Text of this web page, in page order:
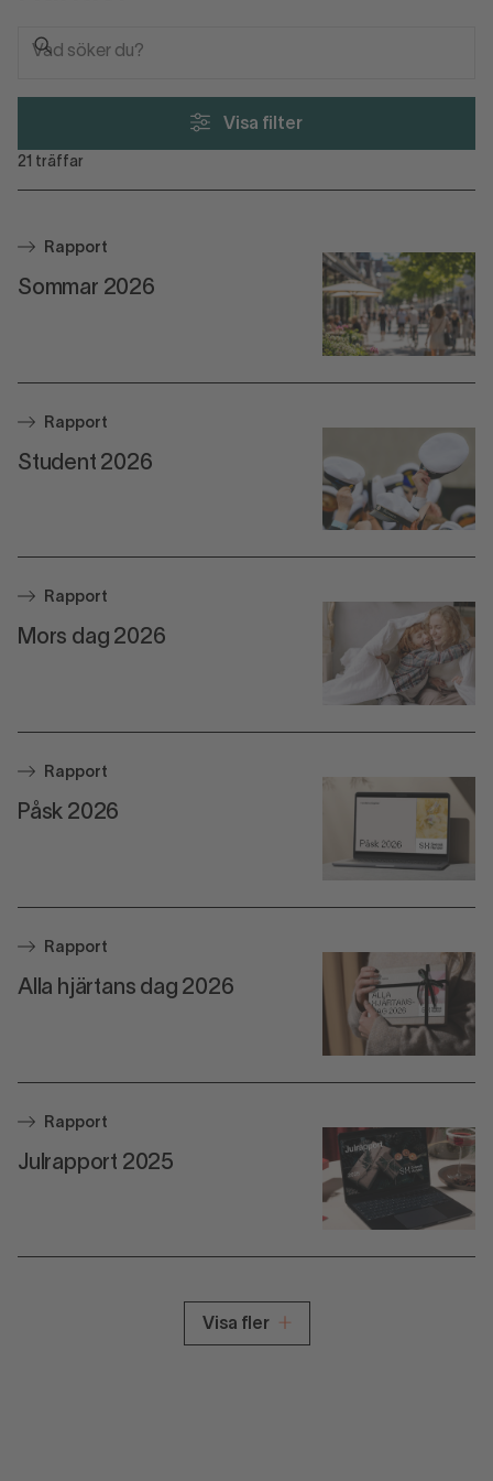
21 träffar
Rapport
Sommar 2026
Rapport
Student 2026
Rapport
Mors dag 2026
Rapport
Påsk 2026
Rapport
Alla hjärtans dag 2026
Rapport
Julrapport 2025
Visa fler
Visa filter